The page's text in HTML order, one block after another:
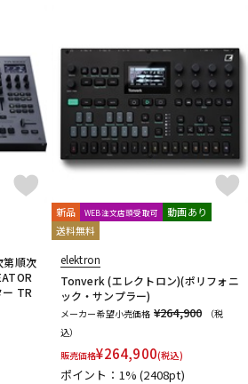
エフェクター
DTM
納品
ヴィンテージ
NOMAD
Nord（CLAVIA）
NOVATION
Providence
QUIK LOK
Roland SEELETON
SEQUENTIAL
shin’s music
Singular Sound
STUDIO ELECTRONICS
Engineering
unknown Vermona
VOX
Melbourne Instruments
第順次
ー TR
新品 WEB注文店頭受取可
動画あり
送料無料
elektron
Tonverk (エレクトロン)(ポリフォニ
ック・サンプラー)
メーカー希望小売価格 ¥264,900
（税
込）
販売価格¥264,900(税込)
ポイント：1%(2408pt)